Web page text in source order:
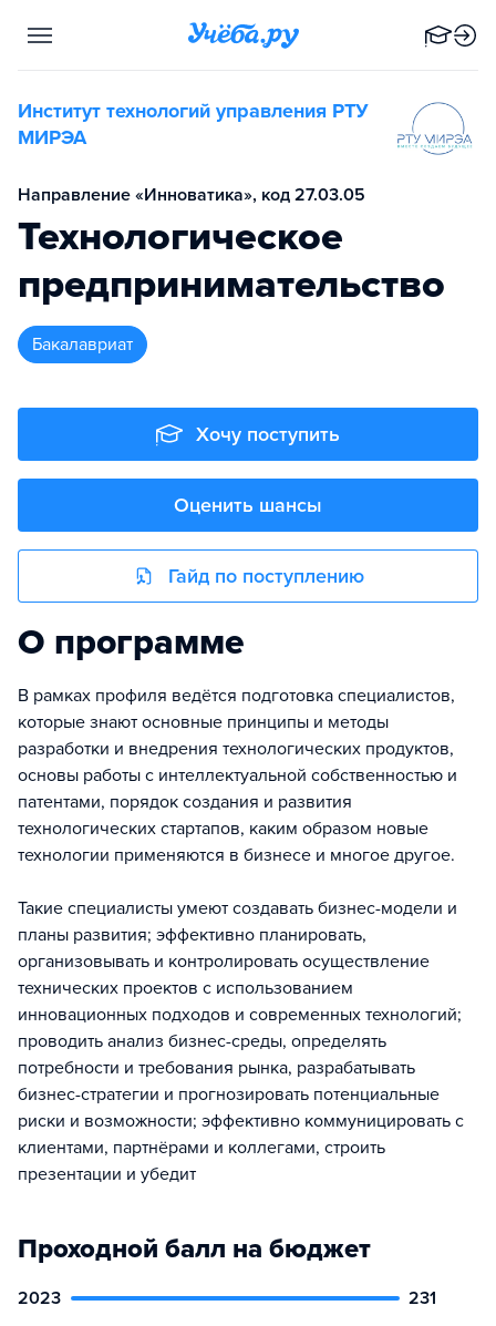
Институт технологий управления РТУ
МИРЭА
Направление «Инноватика», код 27.03.05
Технологическое
предпринимательство
бакалавриат
Хочу поступить
Оценить шансы
Гайд по поступлению
О программе
В рамках профиля ведётся подготовка специалистов,
которые знают основные принципы и методы
разработки и внедрения технологических продуктов,
основы работы с интеллектуальной собственностью и
патентами, порядок создания и развития
технологических стартапов, каким образом новые
технологии применяются в бизнесе и многое другое.
Такие специалисты умеют создавать бизнес-модели и
планы развития; эффективно планировать,
организовывать и контролировать осуществление
технических проектов с использованием
инновационных подходов и современных технологий;
проводить анализ бизнес-среды, определять
потребности и требования рынка, разрабатывать
бизнес-стратегии и прогнозировать потенциальные
риски и возможности; эффективно коммуницировать с
клиентами, партнёрами и коллегами, строить
презентации и убедит
Проходной балл на бюджет
2023
231